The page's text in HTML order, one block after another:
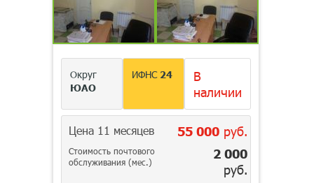
Округ
ЮАО
ИФНС 24
В
наличии
Цена 11 месяцев 55 000руб.
Стоимость почтового
обслуживания (мес.)
2 000
руб.